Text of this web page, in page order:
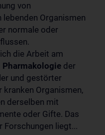
von
Organismen
normale oder
die Arbeit am
Pharmakologie der
und gestörter
kranken Organismen,
derselben mit
oder Gifte. Das
Forschungen liegt...